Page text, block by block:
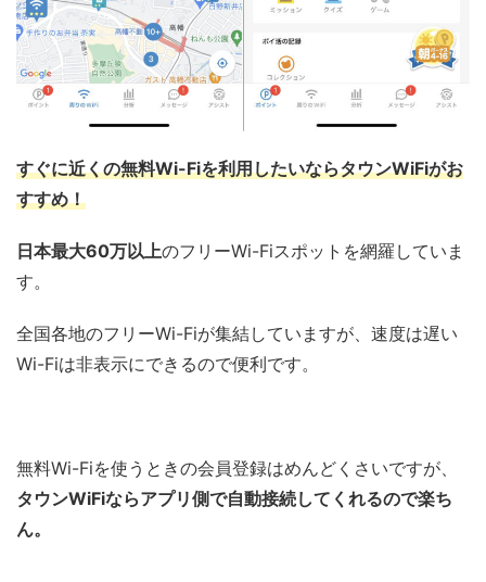
すぐに近くの無料Wi-Fiを利用したいならタウンWiFiがお
すすめ！
日本最大60万以上のフリーWi-Fiスポットを網羅していま
す。
全国各地のフリーWi-Fiが集結していますが、速度は遅い
Wi-Fiは非表示にできるので便利です。
無料Wi-Fiを使うときの会員登録はめんどくさいですが、
タウンWiFiならアプリ側で自動接続してくれるので楽ち
ん。